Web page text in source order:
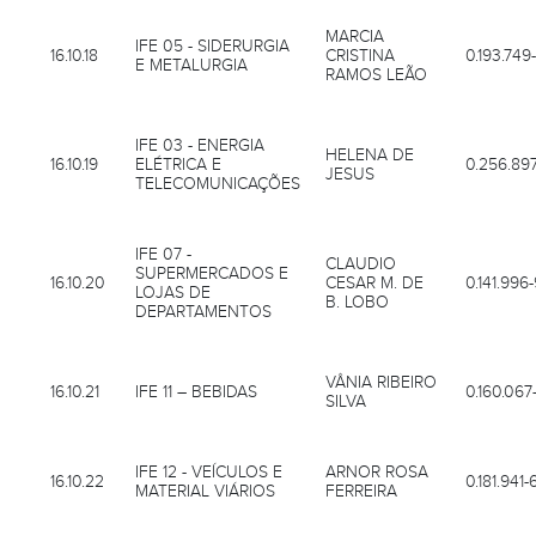
16.10.18
IFE 05 - SIDERURGIA
E METALURGIA
MARCIA
CRISTINA
RAMOS LEÃO
16.10.19
IFE 03 - ENERGIA
ELÉTRICA E
TELECOMUNICAÇÕES
HELENA DE
JESUS
16.10.20
IFE 07 -
SUPERMERCADOS E
LOJAS DE
DEPARTAMENTOS
CLAUDIO
CESAR M. DE
B. LOBO
16.10.21 IFE 11 – BEBIDAS
VÂNIA RIBEIRO
SILVA
16.10.22
IFE 12 - VEÍCULOS E
MATERIAL VIÁRIOS
ARNOR ROSA
FERREIRA
0.181.941-